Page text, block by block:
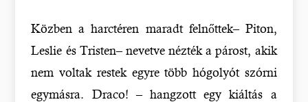
Közben a harctéren maradt felnőttek– Piton,
Leslie és Tristen– nevetve nézték a párost, akik
nem voltak restek egyre több hógolyót szórni
egymásra. Draco! – hangzott egy kiáltás a